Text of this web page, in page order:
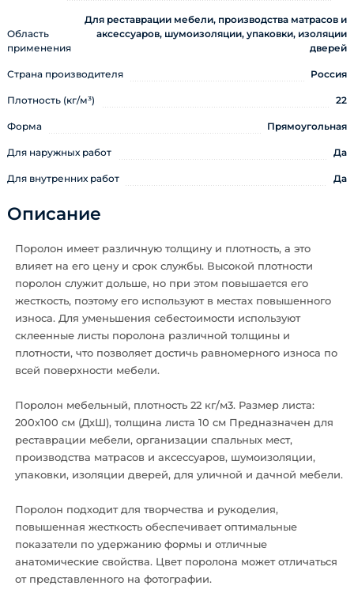
Область
применения
Для реставрации мебели, производства матрасов и
аксессуаров, шумоизоляции, упаковки, изоляции
дверей
Страна производителя Россия
Плотность (кг/м³) 22
Форма Прямоугольная
Для наружных работ Да
Для внутренних работ Да
Описание
Поролон имеет различную толщину и плотность, а это
влияет на его цену и срок службы. Высокой плотности
поролон служит дольше, но при этом повышается его
жесткость, поэтому его используют в местах повышенного
износа. Для уменьшения себестоимости используют
склеенные листы поролона различной толщины и
плотности, что позволяет достичь равномерного износа по
всей поверхности мебели.
Поролон мебельный, плотность 22 кг/м3. Размер листа:
200х100 см (ДхШ), толщина листа 10 см Предназначен для
реставрации мебели, организации спальных мест,
производства матрасов и аксессуаров, шумоизоляции,
упаковки, изоляции дверей, для уличной и дачной мебели.
Поролон подходит для творчества и рукоделия,
повышенная жесткость обеспечивает оптимальные
показатели по удержанию формы и отличные
анатомические свойства. Цвет поролона может отличаться
от представленного на фотографии.